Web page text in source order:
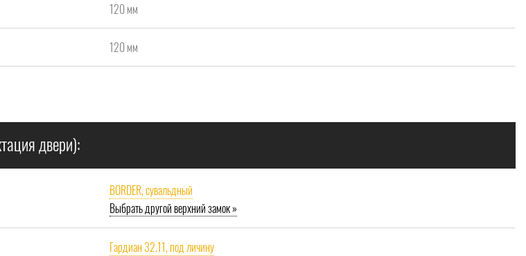
120 мм
120 мм
двери):
BORDER, сувальдный
Выбрать другой верхний замок »
Гардиан 32.11, под личину